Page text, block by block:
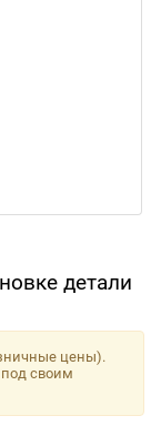
детали
цены).
своим